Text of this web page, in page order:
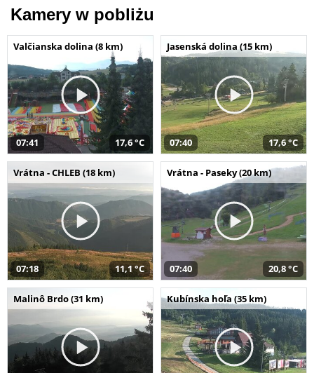
Kamery w pobliżu
Valčianska dolina (8 km)
07:41 17,6 °C
Jasenská dolina (15 km)
07:40 17,6 °C
Vrátna - CHLEB (18 km)
07:18 11,1 °C
Vrátna - Paseky (20 km)
07:40 20,8 °C
Malinô Brdo (31 km) Kubínska hoľa (35 km)